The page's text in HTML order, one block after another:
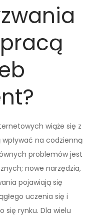
wiąże się z
na codzienną
problemów jest
nowe narzędzia,
pojawiają się
uczenia się i
się rynku. Dla wielu